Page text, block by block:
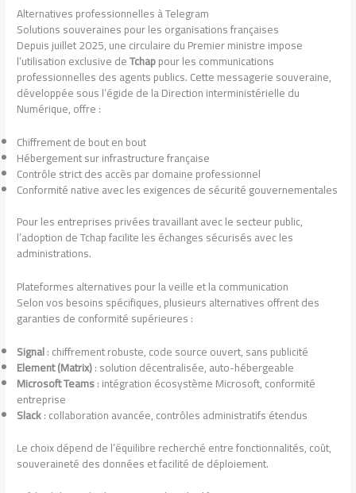
Alternatives professionnelles à Telegram
Solutions souveraines pour les organisations françaises
Depuis juillet 2025, une circulaire du Premier ministre impose
l’utilisation exclusive deTchappour les communications
professionnelles des agents publics. Cette messagerie souveraine,
développée sous l’égide de la Direction interministérielle du
Numérique, offre :
Chiffrement de bout en bout
Hébergement sur infrastructure française
Contrôle strict des accès par domaine professionnel
Conformité native avec les exigences de sécurité gouvernementales
Pour les entreprises privées travaillant avec le secteur public,
l’adoption de Tchap facilite les échanges sécurisés avec les
administrations.
Plateformes alternatives pour la veille et la communication
Selon vos besoins spécifiques, plusieurs alternatives offrent des
garanties de conformité supérieures :
Signal: chiffrement robuste, code source ouvert, sans publicité
Element (Matrix): solution décentralisée, auto-hébergeable
Microsoft Teams: intégration écosystème Microsoft, conformité
entreprise
Slack: collaboration avancée, contrôles administratifs étendus
Le choix dépend de l’équilibre recherché entre fonctionnalités, coût,
souveraineté des données et facilité de déploiement.